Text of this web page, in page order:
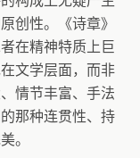
创性。《诗章》
在精神特质上巨
文学层面，而非
情节丰富、手法
那种连贯性、持
。